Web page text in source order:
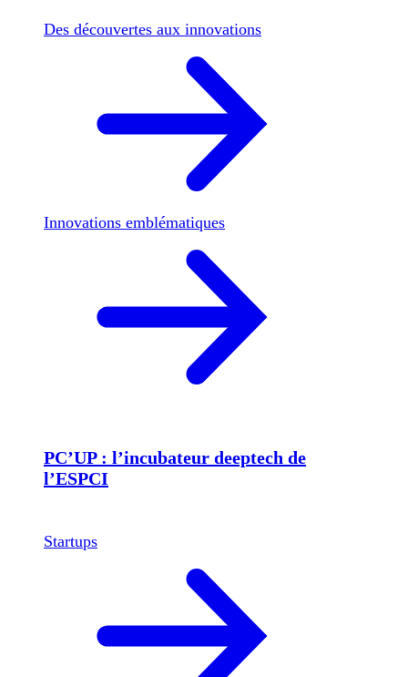
Des découvertes aux innovations
Innovations emblématiques
PC’UP : l’incubateur deeptech de
l’ESPCI
Startups